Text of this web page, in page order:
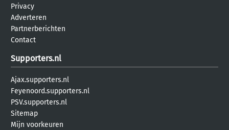
Privacy
Adverteren
Partnerberichten
Contact
Supporters.nl
Ajax.supporters.nl
Feyenoord.supporters.nl
PSV.supporters.nl
Sitemap
Mijn voorkeuren